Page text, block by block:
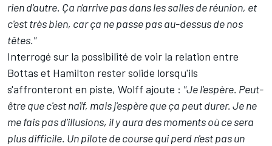
rien d'autre. Ça n'arrive pas dans les salles de réunion, et
c'est très bien, car ça ne passe pas au-dessus de nos
têtes."
Interrogé sur la possibilité de voir la relation entre
Bottas et Hamilton rester solide lorsqu'ils
s'affronteront en piste, Wolff ajoute : "Je l'espère. Peut-
être que c'est naïf, mais j'espère que ça peut durer. Je ne
me fais pas d'illusions, il y aura des moments où ce sera
plus difficile. Un pilote de course qui perd n'est pas un